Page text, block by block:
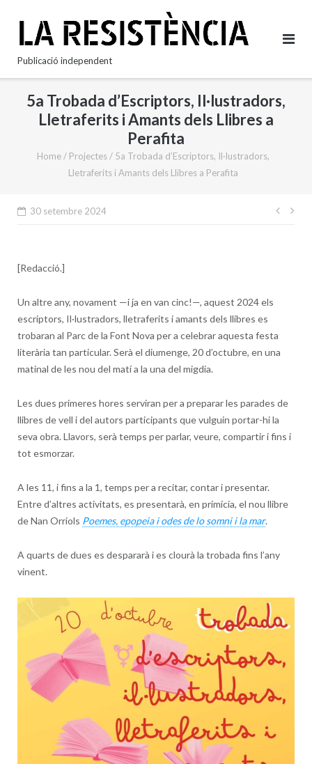
content
Publicació independent
5a Trobada d’Escriptors, Il·lustradors,
Lletraferits i Amants dels Llibres a
Perafita
Home / Projectes / 5a Trobada d’Escriptors, Il·lustradors,
Lletraferits i Amants dels Llibres a Perafita
30 setembre 2024
[Redacció.]
Un altre any, novament —i ja en van cinc!—, aquest 2024 els
escriptors, Il·lustradors, lletraferits i amants dels llibres es
trobaran al Parc de la Font Nova per a celebrar aquesta festa
literària tan particular. Serà el diumenge, 20 d’octubre, en una
matinal de les nou del matí a la una del migdia.
Les dues primeres hores serviran per a preparar les parades de
llibres de vell i del autors participants que vulguin portar-hi la
seva obra. Llavors, serà temps per parlar, veure, compartir i fins i
tot esmorzar.
A les 11, i fins a la 1, temps per a recitar, contar i presentar.
Entre d’altres activitats, es presentarà, en primícia, el nou llibre
de Nan Orriols Poemes, epopeia i odes de lo somni i la mar.
A quarts de dues es despararà i es clourà la trobada fins l’any
vinent.